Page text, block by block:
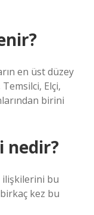
en üst düzey
Elçi,
birini
nedir?
ilişkilerini bu
kez bu